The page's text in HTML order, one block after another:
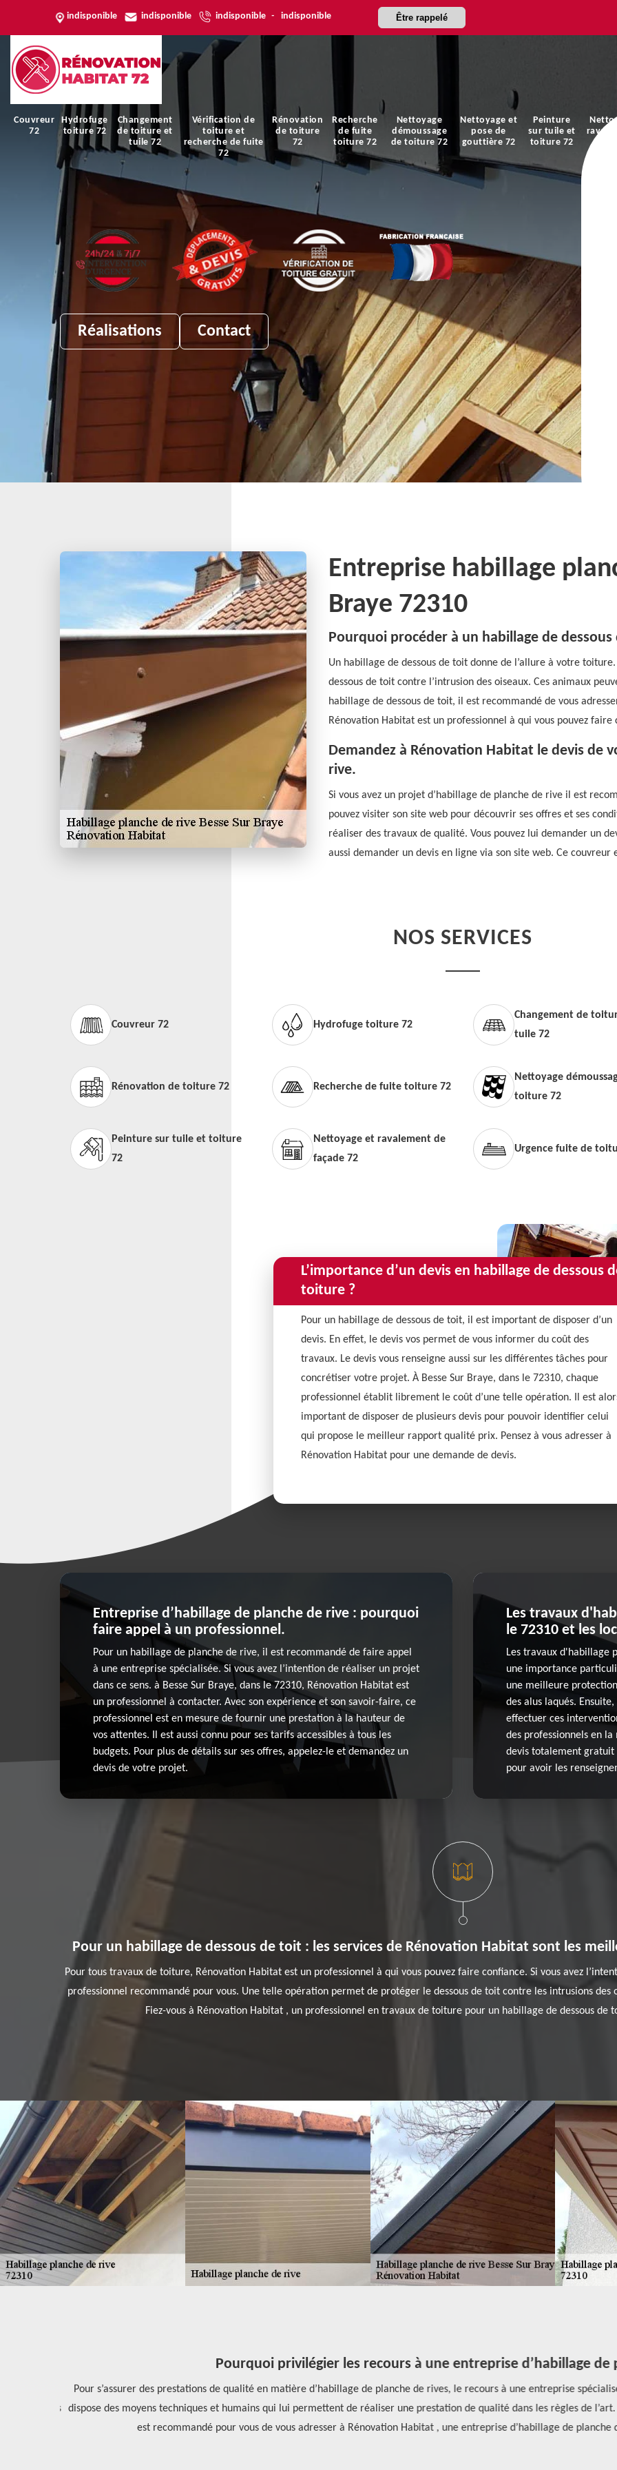
indisponible indisponible indisponible - indisponible Être rappelé
Couvreur
72
Hydrofuge
toiture 72
Changement
de toiture et
tuile 72
Vérification de
toiture et
recherche de fuite
72
Rénovation
de toiture
72
Recherche
de fuite
toiture 72
Nettoyage
démoussage
de toiture 72
Nettoyage et
pose de
gouttière 72
Peinture
sur tuile et
toiture 72
Réalisations Contact
Entreprise habillage
Braye 72310
Pourquoi procéder à un habillage de
Un habillage de dessous de toit donne de l’allure à votre
dessous de toit contre l’intrusion des oiseaux. Ces animaux
habillage de dessous de toit, il est recommandé de vous
Rénovation Habitat est un professionnel à qui vous pouvez
Demandez à Rénovation Habitat le devis de
rive.
Si vous avez un projet d’habillage de planche de rive il est
pouvez visiter son site web pour découvrir ses offres et ses
réaliser des travaux de qualité. Vous pouvez lui demander un
aussi demander un devis en ligne via son site web. Ce
NOS SERVICES
Couvreur 72 Hydrofuge toiture 72
Changement de
tuile 72
Rénovation de toiture 72 Recherche de fuite toiture 72
Nettoyage
toiture 72
Peinture sur tuile et toiture
72
Nettoyage et ravalement de
façade 72
Urgence fuite de
L’importance d’un devis en habillage de dessous
toiture ?
Pour un habillage de dessous de toit, il est important de disposer d’un
devis. En effet, le devis vos permet de vous informer du coût des
travaux. Le devis vous renseigne aussi sur les différentes tâches pour
concrétiser votre projet. À Besse Sur Braye, dans le 72310, chaque
professionnel établit librement le coût d’une telle opération. Il est
important de disposer de plusieurs devis pour pouvoir identifier celui
qui propose le meilleur rapport qualité prix. Pensez à vous adresser à
Rénovation Habitat pour une demande de devis.
Entreprise d’habillage de planche de rive : pourquoi
faire appel à un professionnel.
Pour un habillage de planche de rive, il est recommandé de faire appel
à une entreprise spécialisée. Si vous avez l’intention de réaliser un projet
dans ce sens. à Besse Sur Braye, dans le 72310, Rénovation Habitat est
un professionnel à contacter. Avec son expérience et son savoir-faire, ce
professionnel est en mesure de fournir une prestation à la hauteur de
vos attentes. Il est aussi connu pour ses tarifs accessibles à tous les
budgets. Pour plus de détails sur ses offres, appelez-le et demandez un
devis de votre projet.
Les travaux
le 72310 et les
Les travaux d'habillage
une importance
une meilleure
des alus laqués.
effectuer ces
des professionnels en
devis totalement gratuit
pour avoir les
Pour un habillage de dessous de toit : les services de Rénovation Habitat sont les
Pour tous travaux de toiture, Rénovation Habitat est un professionnel à qui vous pouvez faire confiance. Si vous avez
professionnel recommandé pour vous. Une telle opération permet de protéger le dessous de toit contre les intrusions
Fiez-vous à Rénovation Habitat , un professionnel en travaux de toiture pour un habillage de dessous de
Pourquoi privilégier les recours à une entreprise d’habillage de
Pour s’assurer des prestations de qualité en matière d’habillage de planche de rives, le recours à une entreprise
dispose des moyens techniques et humains qui lui permettent de réaliser une prestation de qualité dans les règles de
est recommandé pour vous de vous adresser à Rénovation Habitat , une entreprise d’habillage de planche